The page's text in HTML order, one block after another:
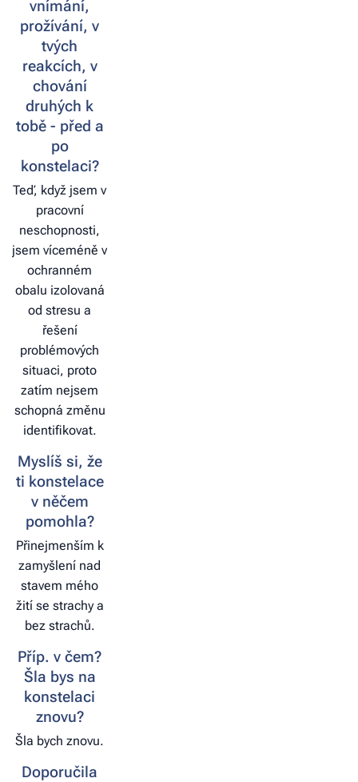
vnímání,
prožívání, v
tvých
reakcích, v
chování
druhých k
tobě - před a
po
konstelaci?
Teď, když jsem v
pracovní
neschopnosti,
jsem víceméně v
ochranném
obalu izolovaná
od stresu a
řešení
problémových
situaci, proto
zatím nejsem
schopná změnu
identifikovat.
Myslíš si, že
ti konstelace
v něčem
pomohla?
Přinejmenším k
zamyšlení nad
stavem mého
žití se strachy a
bez strachů.
Příp. v čem?
Šla bys na
konstelaci
znovu?
Šla bych znovu.
Doporučila